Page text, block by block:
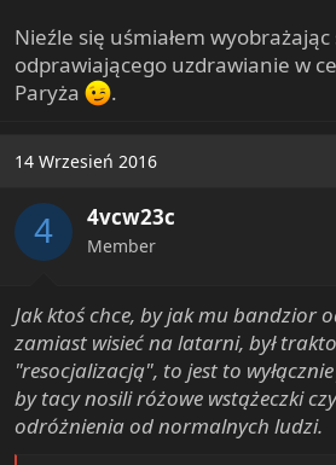
Nieźle się uśmiałem
odprawiającego uzdrawianie w
Paryża
.
14 Wrzesień 2016
4 4vcw23c
Member
Jak ktoś chce, by jak mu bandzior
zamiast wisieć na latarni, był
"resocjalizacją", to jest to
by tacy nosili różowe wstążeczki
odróżnienia od normalnych ludzi.